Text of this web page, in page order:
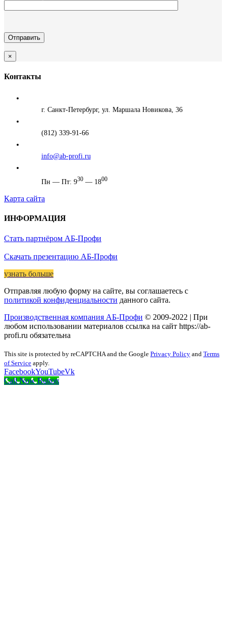
×
Контакты
г. Санкт-Петербург, ул. Маршала Новикова, 36
(812) 339-91-66
info@ab-profi.ru
Пн — Пт: 930— 1800
Карта сайта
ИНФОРМАЦИЯ
Стать партнёром АБ-Профи
Скачать презентацию АБ-Профи
узнать больше
Отправляя любую форму на сайте, вы соглашаетесь с
политикой конфиденциальности данного сайта.
Производственная компания АБ-Профи © 2009-2022 | При
любом использовании материалов ссылка на сайт https://ab-
profi.ru обязательна
This site is protected by reCAPTCHA and the Google Privacy Policy and Terms
of Service apply.
FacebookYouTubeVk
Call Now Button